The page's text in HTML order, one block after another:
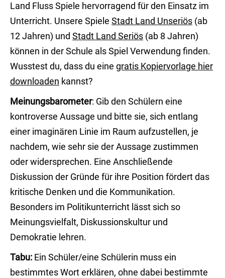
Land Fluss Spiele hervorragend für den Einsatz im
Unterricht. Unsere Spiele Stadt Land Unseriös (ab
12 Jahren) und Stadt Land Seriös (ab 8 Jahren)
können in der Schule als Spiel Verwendung finden.
Wusstest du, dass du eine gratis Kopiervorlage hier
downloaden kannst?
Meinungsbarometer: Gib den Schülern eine
kontroverse Aussage und bitte sie, sich entlang
einer imaginären Linie im Raum aufzustellen, je
nachdem, wie sehr sie der Aussage zustimmen
oder widersprechen. Eine Anschließende
Diskussion der Gründe für ihre Position fördert das
kritische Denken und die Kommunikation.
Besonders im Politikunterricht lässt sich so
Meinungsvielfalt, Diskussionskultur und
Demokratie lehren.
Tabu: Ein Schüler/eine Schülerin muss ein
bestimmtes Wort erklären, ohne dabei bestimmte